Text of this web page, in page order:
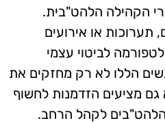
הקהילה הלהט"בית.
תערוכות או אירועים
לביטוי עצמי
הללו לא רק מחזקים את
מציעים הזדמנות לחשוף
לקהל הרחב.